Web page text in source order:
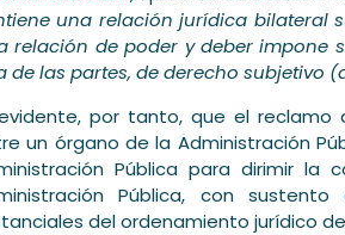
una relación jurídica bilateral
relación de poder y deber impone
de las partes, de derecho subjetivo
por tanto, que el reclamo
un órgano de la Administración
Pública para dirimir la
Pública, con
del ordenamiento jurídico